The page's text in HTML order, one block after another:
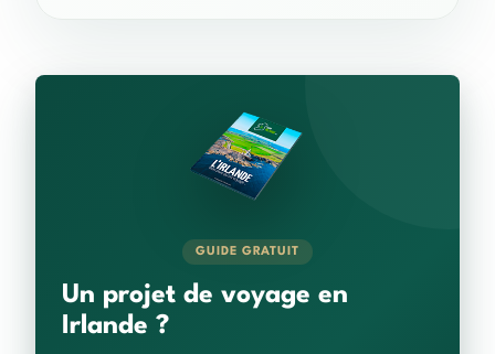
GUIDE GRATUIT
Un projet de voyage en
Irlande ?